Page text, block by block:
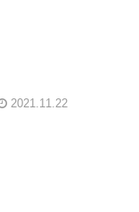
2021.11.22